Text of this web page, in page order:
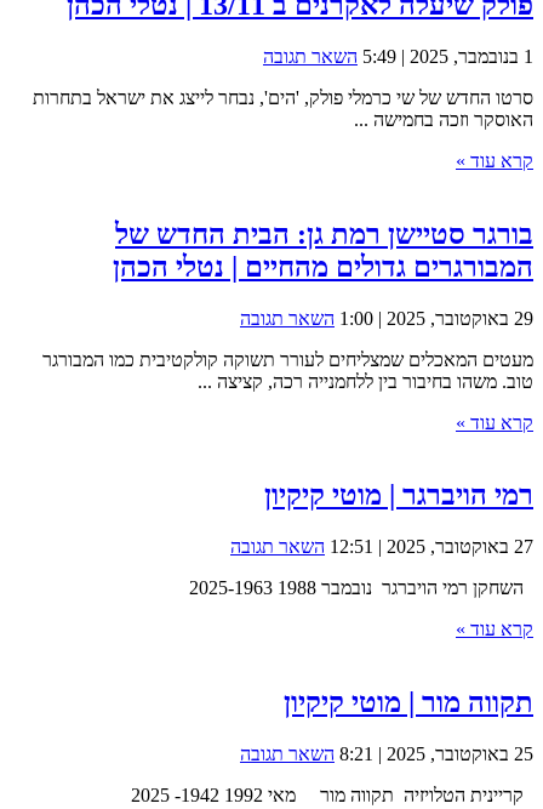
1 בנובמבר, 2025 | 5:49
השאר תגובה
סרטו החדש של שי כרמלי פולק, 'הים', נבחר לייצג את ישראל בתחרות
האוסקר וזכה בחמישה ...
קרא עוד »
בורגר סטיישן רמת גן: הבית החדש של
המבורגרים גדולים מהחיים | נטלי הכהן
29 באוקטובר, 2025 | 1:00
השאר תגובה
מעטים המאכלים שמצליחים לעורר תשוקה קולקטיבית כמו המבורגר
טוב. משהו בחיבור בין ללחמנייה רכה, קציצה ...
קרא עוד »
רמי הויברגר | מוטי קיקיון
27 באוקטובר, 2025 | 12:51
השאר תגובה
השחקן רמי הויברגר נובמבר 1988 2025-1963
קרא עוד »
תקווה מור | מוטי קיקיון
25 באוקטובר, 2025 | 8:21
השאר תגובה
קריינית הטלויזיה תקווה מור מאי 1992 1942- 2025